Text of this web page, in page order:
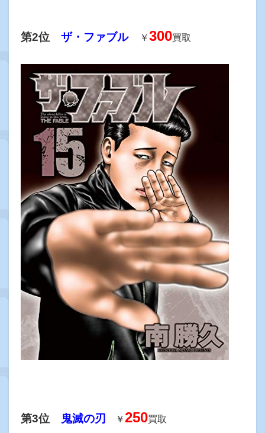
第2位 ザ・ファブル ￥300買取
第3位 鬼滅の刃 ￥250買取